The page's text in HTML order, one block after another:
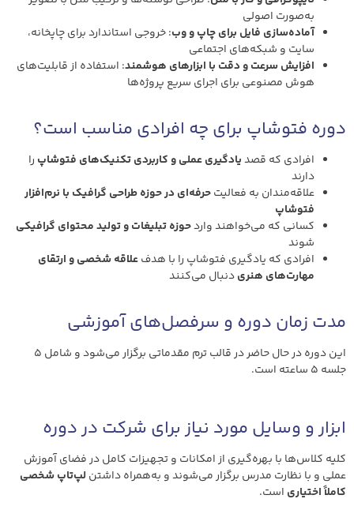
به‌صورت اصولی
آماده‌سازی فایل برای چاپ و وب: خروجی استاندارد برای چاپخانه،
سایت و شبکه‌های اجتماعی
افزایش سرعت و دقت با ابزارهای هوشمند: استفاده از قابلیت‌های
هوش مصنوعی برای اجرای سریع پروژه‌ها
دوره فتوشاپ برای چه افرادی مناسب است؟
افرادی که قصدیادگیری عملی و کاربردی تکنیک‌های فتوشاپ را
دارند
علاقه‌مندان به فعالیتحرفه‌ای در حوزه طراحی گرافیک با نرم‌افزار
فتوشاپ
کسانی که می‌خواهند واردحوزه تبلیغات و تولید محتوای گرافیکی
شوند
افرادی که یادگیری فتوشاپ را با هدفعلاقه شخصی و ارتقای
مهارت‌های هنریدنبال می‌کنند
مدت زمان دوره و سرفصل‌های آموزشی
این دوره در حال حاضر در قالب ترم مقدماتی برگزار می‌شود و شامل ۵
جلسه ۵ ساعته است.
ابزار و وسایل مورد نیاز برای شرکت در دوره
کلیه کلاس‌ها با بهره‌گیری از امکانات و تجهیزات کامل در فضای آموزش
عملی و با نظارت مدرس برگزار می‌شوند و به‌همراه داشتن لپ‌تاپ شخصی
کاملاً اختیاری است.